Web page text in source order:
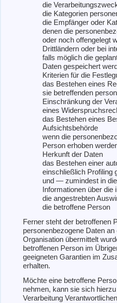
die
die Kategorien
die Empfänger oder
denen die
oder noch offengelegt
Drittländern oder bei
falls möglich die
Daten gespeichert
Kriterien für die
das Bestehen eines
sie betreffenden
Einschränkung der
eines
das Bestehen eines
Aufsichtsbehörde
wenn die
Person erhoben
Herkunft der Daten
das Bestehen einer
einschließlich Profiling
und — zumindest in
Informationen über die
die angestrebten
die betroffene Person
Ferner steht der betroffenen
personenbezogene Daten
Organisation übermittelt
betroffenen Person im
geeigneten Garantien im
erhalten.
Möchte eine betroffene
nehmen, kann sie sich
Verarbeitung